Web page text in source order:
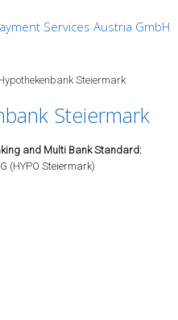
Services Austria GmbH
Steiermark
Steiermark
and Multi Bank Standard:
(HYPO Steiermark)